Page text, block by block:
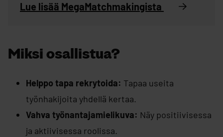
Lue lisää MegaMatchmakingista
Miksi osallistua?
Helppo tapa rekrytoida: Tapaa useita
työnhakijoita yhdellä kertaa.
Vahva työnantajamielikuva: Näy positiivisessa
ja aktiivisessa roolissa.